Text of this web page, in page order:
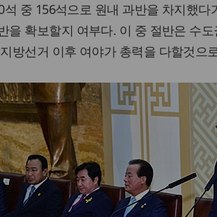
중 156석으로 원내 과반을 차지했다
을 확보할지 여부다. 이 중 절반은 수
방선거 이후 여야가 총력을 다할것으